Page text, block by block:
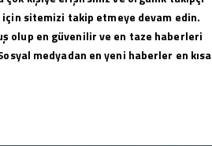
için sitemizi takip etmeye devam edin.
olup en güvenilir ve en taze haberleri
medyadan en yeni haberler en kısa